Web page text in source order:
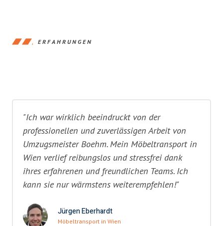
ERFAHRUNGEN
"Ich war wirklich beeindruckt von der
professionellen und zuverlässigen Arbeit von
Umzugsmeister Boehm. Mein Möbeltransport in
Wien verlief reibungslos und stressfrei dank
ihres erfahrenen und freundlichen Teams. Ich
kann sie nur wärmstens weiterempfehlen!"
Jürgen Eberhardt
Möbeltransport in Wien